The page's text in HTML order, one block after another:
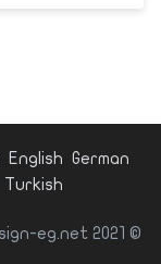
German
English
Turkish